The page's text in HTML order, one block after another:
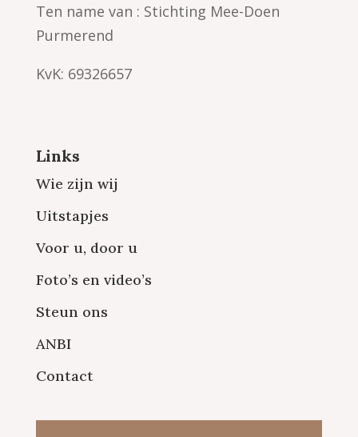
Ten name van : Stichting Mee-Doen
Purmerend
KvK: 69326657
Links
Wie zijn wij
Uitstapjes
Voor u, door u
Foto’s en video’s
Steun ons
ANBI
Contact